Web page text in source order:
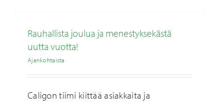
Rauhallista joulua ja menestyksekästä
uutta vuotta!
Ajankohtaista
Caligon tiimi kiittää asiakkaita ja